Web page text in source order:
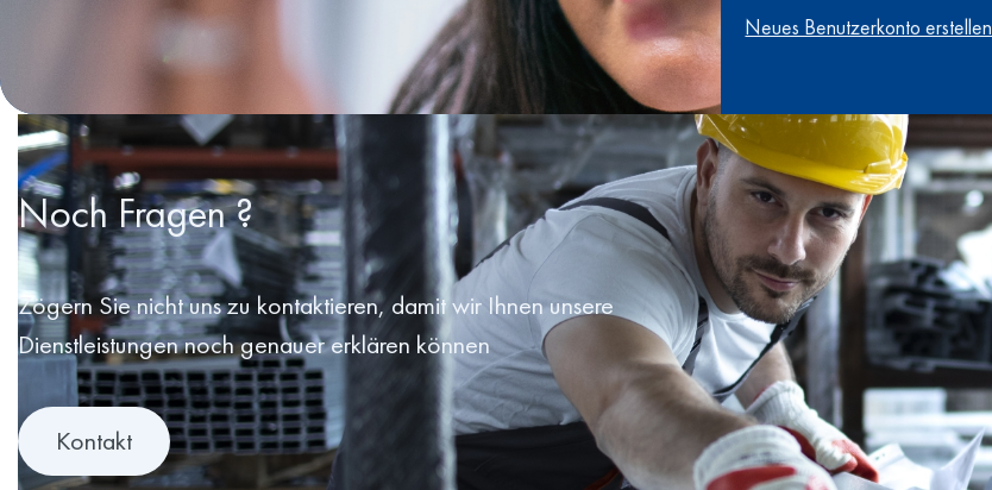
Neues Benutzerkonto erstellen
Noch Fragen ?
Zögern Sie nicht uns zu kontaktieren, damit wir Ihnen unsere
Dienstleistungen noch genauer erklären können
Kontakt